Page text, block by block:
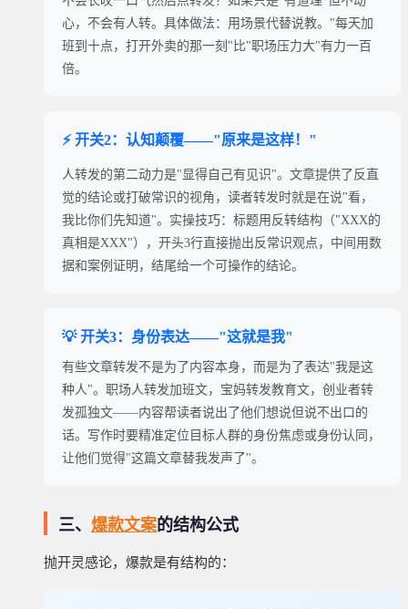
心，不会有人转。具体做法：用场景代替说教。"每天加
班到十点，打开外卖的那一刻"比"职场压力大"有力一百
倍。
⚡ 开关2：认知颠覆——"原来是这样！"
人转发的第二动力是"显得自己有见识"。文章提供了反直
觉的结论或打破常识的视角，读者转发时就是在说"看，
我比你们先知道"。实操技巧：标题用反转结构（"XXX的
真相是XXX"），开头3行直接抛出反常识观点，中间用数
据和案例证明，结尾给一个可操作的结论。
💡 开关3：身份表达——"这就是我"
有些文章转发不是为了内容本身，而是为了表达"我是这
种人"。职场人转发加班文，宝妈转发教育文，创业者转
发孤独文——内容帮读者说出了他们想说但说不出口的
话。写作时要精准定位目标人群的身份焦虑或身份认同，
让他们觉得"这篇文章替我发声了"。
三、 爆款文案的结构公式
抛开灵感论，爆款是有结构的：